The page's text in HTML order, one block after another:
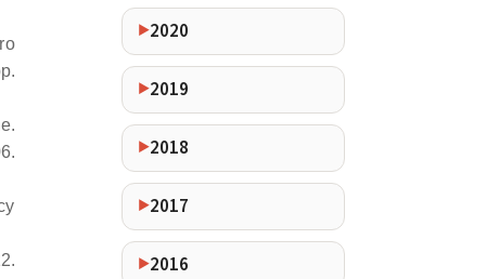
2020
2019
2018
2017
2016